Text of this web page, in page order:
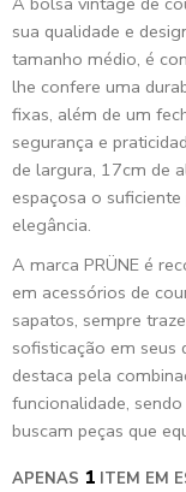
sua qualidade e
tamanho médio, é
lhe confere uma
fixas, além de um
segurança e
de largura, 17cm de
espaçosa o
elegância.
A marca PRÜNE é
em acessórios de
sapatos, sempre
sofisticação em seus
destaca pela
funcionalidade,
buscam peças que
APENAS 1 ITEM EM